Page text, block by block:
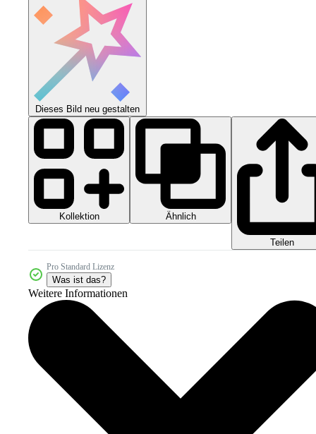
Dieses Bild neu gestalten
Kollektion Ähnlich
Teilen
Pro Standard Lizenz
Was ist das?
Weitere Informationen